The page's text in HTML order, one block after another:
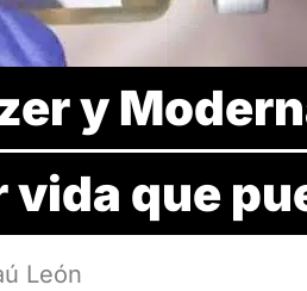
y
vida que
León